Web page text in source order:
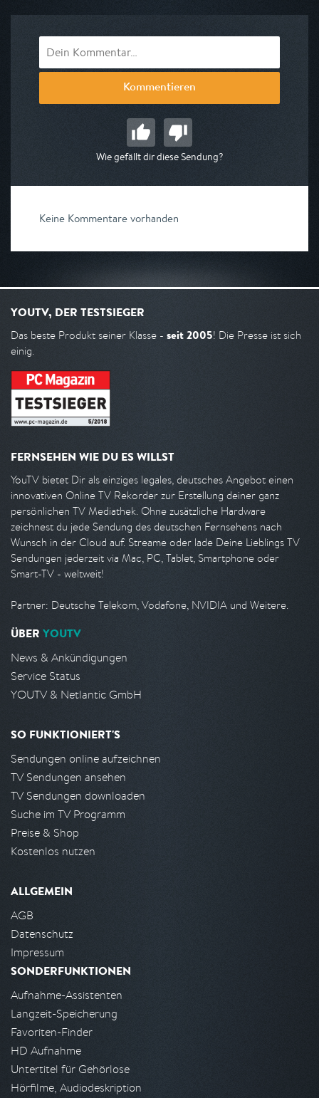
Kommentieren
Wie gefällt dir diese Sendung?
Keine Kommentare vorhanden
YOUTV, DER TESTSIEGER
Das beste Produkt seiner Klasse - seit 2005! Die Presse ist sich
einig.
FERNSEHEN WIE DU ES WILLST
YouTV bietet Dir als einziges legales, deutsches Angebot einen
innovativen Online TV Rekorder zur Erstellung deiner ganz
persönlichen TV Mediathek. Ohne zusätzliche Hardware
zeichnest du jede Sendung des deutschen Fernsehens nach
Wunsch in der Cloud auf. Streame oder lade Deine Lieblings TV
Sendungen jederzeit via Mac, PC, Tablet, Smartphone oder
Smart-TV - weltweit!
Partner: Deutsche Telekom, Vodafone, NVIDIA und Weitere.
ÜBER YOUTV
News & Ankündigungen
Service Status
YOUTV & Netlantic GmbH
SO FUNKTIONIERT'S
Sendungen online aufzeichnen
TV Sendungen ansehen
TV Sendungen downloaden
Suche im TV Programm
Preise & Shop
Kostenlos nutzen
ALLGEMEIN
AGB
Datenschutz
Impressum
SONDERFUNKTIONEN
Aufnahme-Assistenten
Langzeit-Speicherung
Favoriten-Finder
HD Aufnahme
Untertitel für Gehörlose
Hörfilme, Audiodeskription